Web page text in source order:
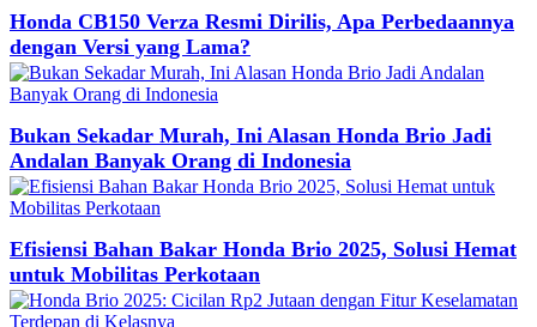
Honda CB150 Verza Resmi Dirilis, Apa Perbedaannya
dengan Versi yang Lama?
Bukan Sekadar Murah, Ini Alasan Honda Brio Jadi
Andalan Banyak Orang di Indonesia
Efisiensi Bahan Bakar Honda Brio 2025, Solusi Hemat
untuk Mobilitas Perkotaan